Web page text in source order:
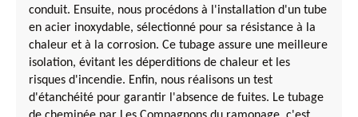
conduit. Ensuite, nous procédons à l'installation d'un tube
en acier inoxydable, sélectionné pour sa résistance à la
chaleur et à la corrosion. Ce tubage assure une meilleure
isolation, évitant les déperditions de chaleur et les
risques d'incendie. Enfin, nous réalisons un test
d'étanchéité pour garantir l'absence de fuites. Le tubage